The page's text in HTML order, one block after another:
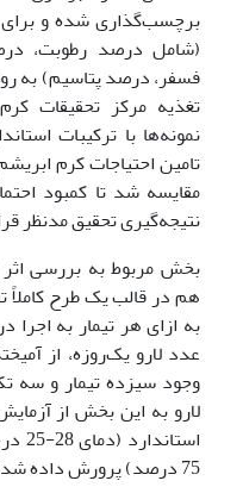
برچسب‌گذاری شده و برای
(شامل درصد رطوبت،
نمونه‌ها با ترکیبات
مقایسه شد تا کمبود
نتیجه‌گیری تحقیق مدنظر
بخش مربوط به بررسی
هم در قالب یک طرح کاملاً
به ازای هر تیمار به
لارو به این بخش از
75 درصد) پرورش داده شدند.